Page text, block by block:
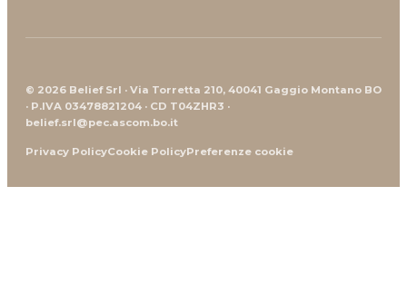
© 2026 Belief Srl · Via Torretta 210, 40041 Gaggio Montano BO
· P.IVA 03478821204 · CD T04ZHR3 ·
belief.srl@pec.ascom.bo.it
Privacy PolicyCookie PolicyPreferenze cookie